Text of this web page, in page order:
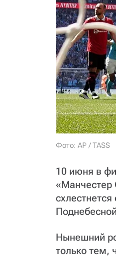
Фото: AP / TASS
10 июня в
«Манчестер
Нынешний
только тем,